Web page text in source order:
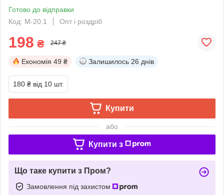
Готово до відправки
Код: M-20.1
Опт і роздріб
198 ₴ 247 ₴
Економія 49 ₴ Залишилось 26 днів
180 ₴ від 10 шт.
Купити
або
Купити з
Що таке купити з Пром?
Замовлення під захистом